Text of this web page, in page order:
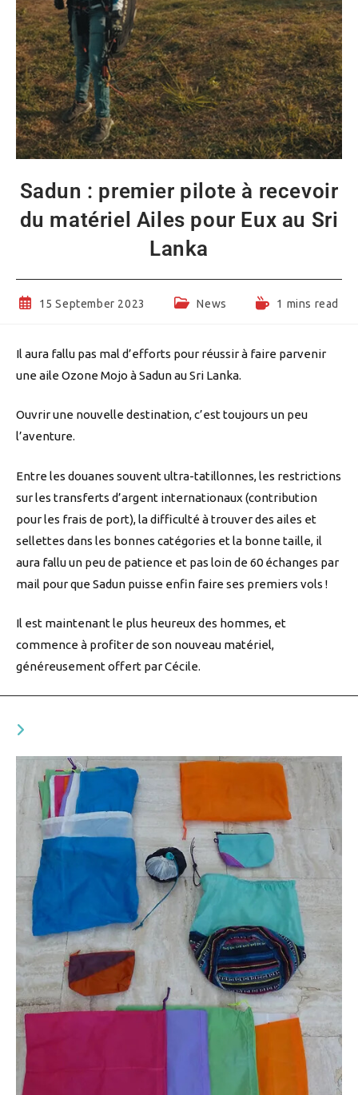
Sadun : premier pilote à recevoir
du matériel Ailes pour Eux au Sri
Lanka
Post15 September 2023
PostNews
Reading1 mins read
Il aura fallu pas mal d’efforts pour réussir à faire parvenir
une aile Ozone Mojo à Sadun au Sri Lanka.
Ouvrir une nouvelle destination, c’est toujours un peu
l’aventure.
Entre les douanes souvent ultra-tatillonnes, les restrictions
sur les transferts d’argent internationaux (contribution
pour les frais de port), la difficulté à trouver des ailes et
sellettes dans les bonnes catégories et la bonne taille, il
aura fallu un peu de patience et pas loin de 60 échanges par
mail pour que Sadun puisse enfin faire ses premiers vols !
Il est maintenant le plus heureux des hommes, et
commence à profiter de son nouveau matériel,
généreusement offert par Cécile.